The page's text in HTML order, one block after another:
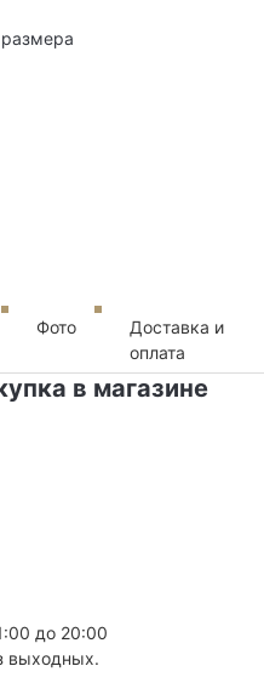
Фото
Доставка и
оплата
в магазине
до 20:00
выходных.